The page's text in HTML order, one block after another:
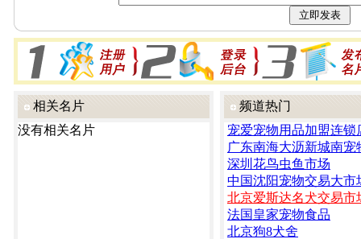
相关名片
没有相关名片
频道热门
宠爱宠物用品加盟连锁
广东南海大沥新城南宠
深圳花鸟虫鱼市场
中国沈阳宠物交易大市
北京爱斯达名犬交易市
法国皇家宠物食品
北京狗8犬舍